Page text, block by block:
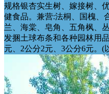
规格银杏实生树、嫁接树、
健食品。兼营:法桐、国槐、
兰、海棠、皂角、五角枫、
发捆土球布条和各种园林用
元、2公分2元、3公分6元。(